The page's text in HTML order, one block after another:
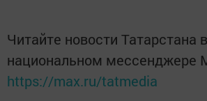
Читайте новости Татарстана в
национальном мессенджере
https://max.ru/tatmedia